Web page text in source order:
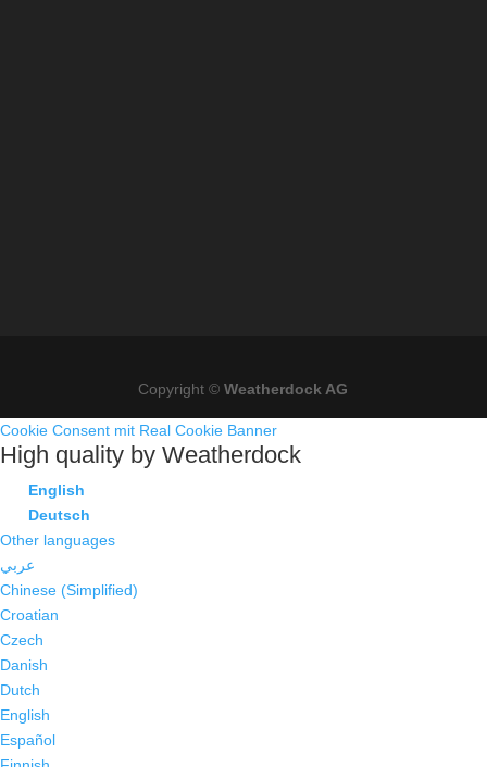
Copyright ©Weatherdock AG
Cookie Consent mit Real Cookie Banner
High quality by Weatherdock
English
Deutsch
Other languages
عربي
Chinese (Simplified)
Croatian
Czech
Danish
Dutch
English
Español